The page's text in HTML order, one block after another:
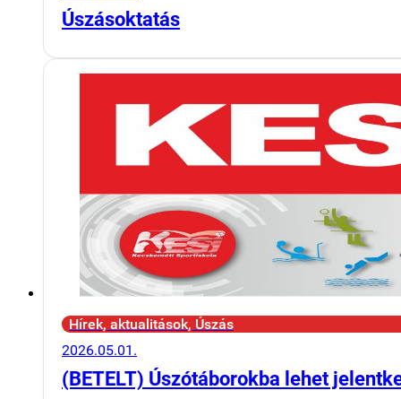
Úszásoktatás
Hírek, aktualitások, Úszás
2026.05.01.
(BETELT) Úszótáborokba lehet